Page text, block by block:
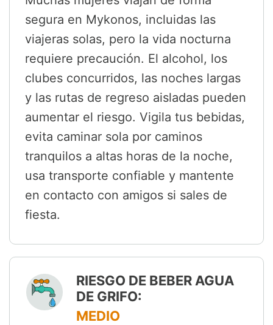
segura en Mykonos, incluidas las
viajeras solas, pero la vida nocturna
requiere precaución. El alcohol, los
clubes concurridos, las noches largas
y las rutas de regreso aisladas pueden
aumentar el riesgo. Vigila tus bebidas,
evita caminar sola por caminos
tranquilos a altas horas de la noche,
usa transporte confiable y mantente
en contacto con amigos si sales de
fiesta.
RIESGO DE BEBER AGUA
DE GRIFO:
MEDIO